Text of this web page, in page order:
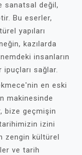
sanatsal değil,
Bu eserler,
yapıları
kazılarda
insanların
sağlar.
en eski
makinesinde
bize geçmişin
izini
zengin kültürel
ve tarih